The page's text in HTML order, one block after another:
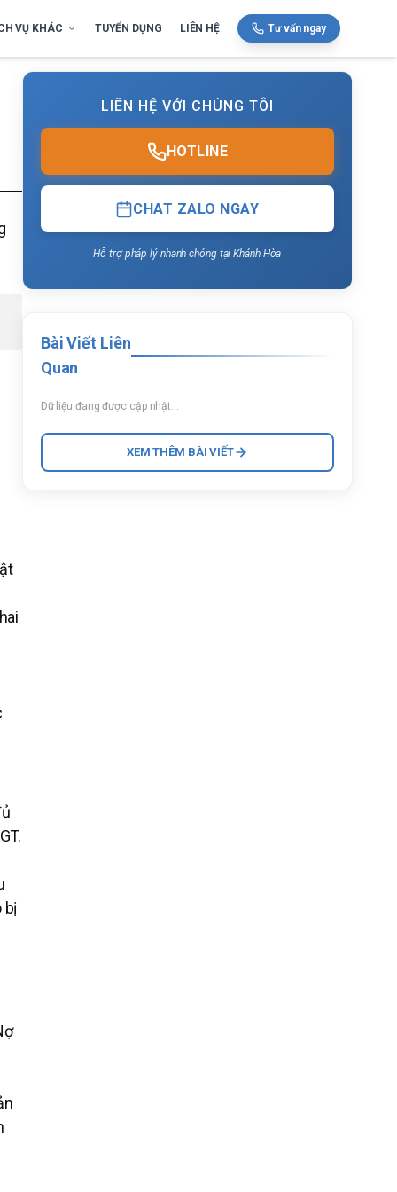
VỤ KHÁC TUYỂN DỤNG LIÊN HỆ Tư vấn ngay
bị
LIÊN HỆ VỚI CHÚNG TÔI
HOTLINE
CHAT ZALO NGAY
Hỗ trợ pháp lý nhanh chóng tại Khánh Hòa
Bài Viết Liên
Quan
Dữ liệu đang được cập nhật...
XEM THÊM BÀI VIẾT